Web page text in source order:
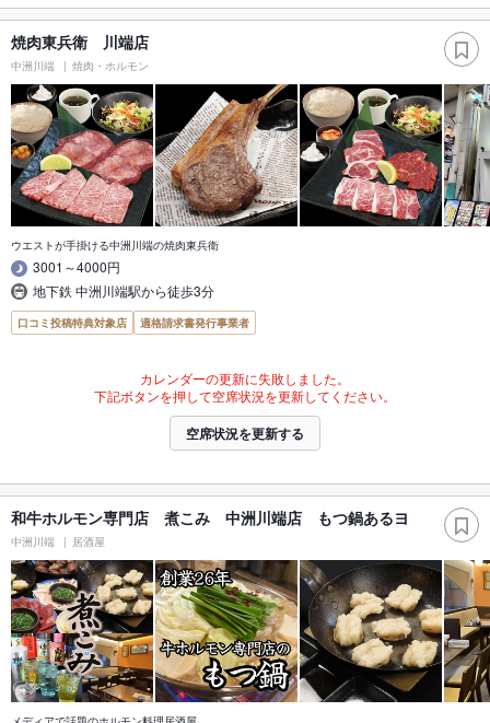
焼肉東兵衛 川端店
中洲川端 焼肉・ホルモン
ウエストが手掛ける中洲川端の焼肉東兵衛
3001～4000円
地下鉄 中洲川端駅から徒歩3分
口コミ投稿特典対象店 適格請求書発行事業者
カレンダーの更新に失敗しました。
下記ボタンを押して空席状況を更新してください。
空席状況を更新する
和牛ホルモン専門店 煮こみ 中洲川端店 もつ鍋あるヨ
中洲川端 居酒屋